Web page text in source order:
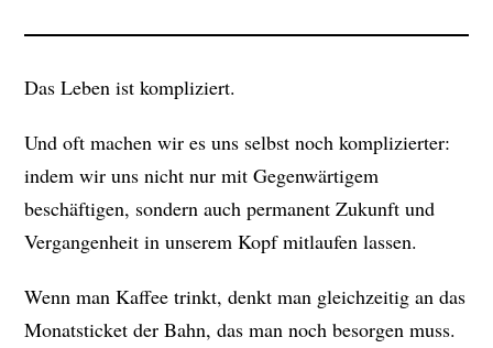
Das Leben ist kompliziert.
Und oft machen wir es uns selbst noch komplizierter:
indem wir uns nicht nur mit Gegenwärtigem
beschäftigen, sondern auch permanent Zukunft und
Vergangenheit in unserem Kopf mitlaufen lassen.
Wenn man Kaffee trinkt, denkt man gleichzeitig an das
Monatsticket der Bahn, das man noch besorgen muss.